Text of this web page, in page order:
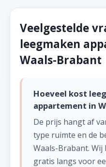
Veelgestelde
leegmaken
Waals-Brabant
Hoeveel kost
appartement in
De prijs hangt af
type ruimte en de
Waals-Brabant.
gratis langs voor